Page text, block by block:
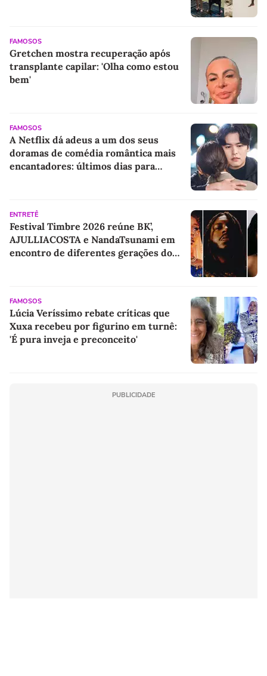
FAMOSOS
Gretchen mostra recuperação após
transplante capilar: 'Olha como estou
bem'
FAMOSOS
A Netflix dá adeus a um dos seus
doramas de comédia romântica mais
encantadores: últimos dias para
ENTRETÊ
Festival Timbre 2026 reúne BK’,
AJULLIACOSTA e NandaTsunami em
encontro de diferentes gerações do
FAMOSOS
Lúcia Veríssimo rebate críticas que
Xuxa recebeu por figurino em turnê:
'É pura inveja e preconceito'
PUBLICIDADE